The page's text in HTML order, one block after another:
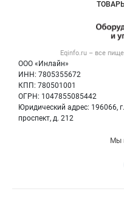
Eqinfo.ru – все
ООО «Инлайн»
ИНН: 7805355672
КПП: 780501001
ОГРН: 1047855085442
Юридический адрес: 196066,
проспект, д. 212
Политика
Б/у
Мы